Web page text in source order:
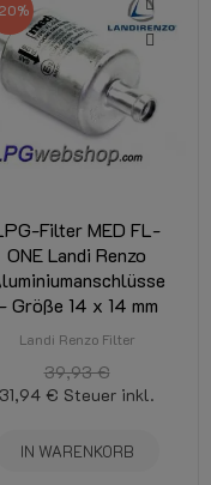
Filter MED FL-
ONE Landi Renzo
Größe 14 x 14 mm
Landi Renzo Filter
39,93 €
31,94 € Steuer inkl.
IN WARENKORB